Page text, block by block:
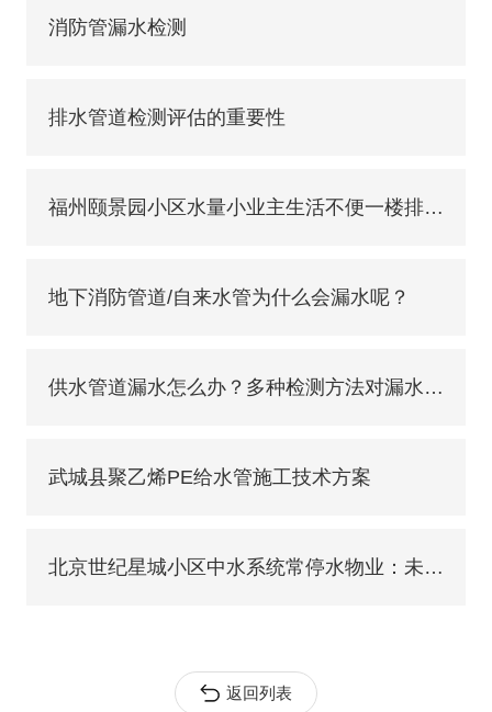
消防管漏水检测
排水管道检测评估的重要性
福州颐景园小区水量小业主生活不便一楼排队接水
地下消防管道/自来水管为什么会漏水呢？
供水管道漏水怎么办？多种检测方法对漏水实施查找
武城县聚乙烯PE给水管施工技术方案
北京世纪星城小区中水系统常停水物业：未修好
返回列表